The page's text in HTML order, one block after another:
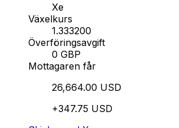
Xe
Växelkurs
1.333200
Överföringsavgift
0 GBP
Mottagaren får
26,664.00 USD
+347.75 USD